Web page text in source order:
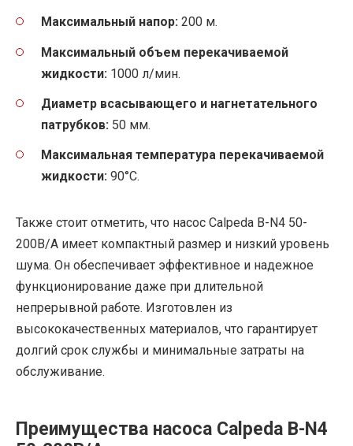
Максимальный напор: 200 м.
Максимальный объем перекачиваемой
жидкости: 1000 л/мин.
Диаметр всасывающего и нагнетательного
патрубков: 50 мм.
Максимальная температура перекачиваемой
жидкости: 90°C.
Также стоит отметить, что насос Calpeda B-N4 50-
200B/A имеет компактный размер и низкий уровень
шума. Он обеспечивает эффективное и надежное
функционирование даже при длительной
непрерывной работе. Изготовлен из
высококачественных материалов, что гарантирует
долгий срок службы и минимальные затраты на
обслуживание.
Преимущества насоса Calpeda B-N4